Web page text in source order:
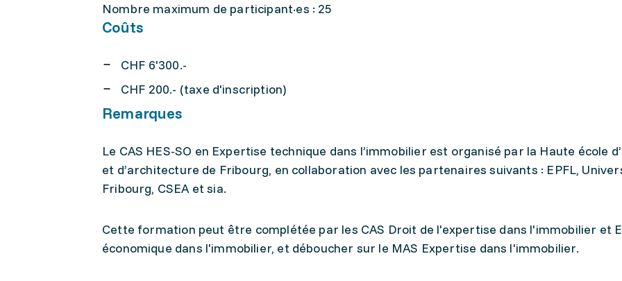
Nombre maximum de participant·es : 25
Coûts
CHF 6'300.-
CHF 200.- (taxe d'inscription)
Remarques
Le CAS HES-SO en Expertise technique dans l’immobilier est organisé par la Haute école
et d’architecture de Fribourg, en collaboration avec les partenaires suivants : EPFL,
Fribourg, CSEA et sia.
Cette formation peut être complétée par les CAS Droit de l'expertise dans l'immobilier et
économique dans l'immobilier, et déboucher sur le MAS Expertise dans l'immobilier.